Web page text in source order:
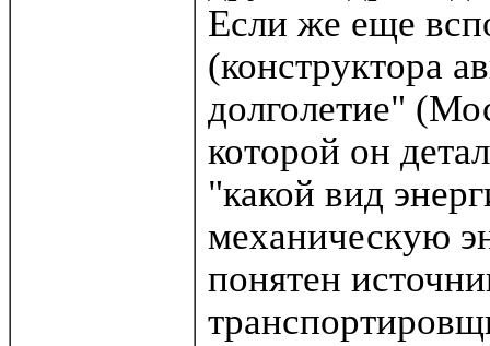
Если же еще
(конструктора
долголетие"
которой он
"какой вид
механическую
понятен